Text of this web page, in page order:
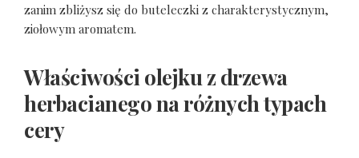
zanim zbliżysz się do buteleczki z charakterystycznym,
ziołowym aromatem.
Właściwości olejku z drzewa
herbacianego na różnych typach
cery